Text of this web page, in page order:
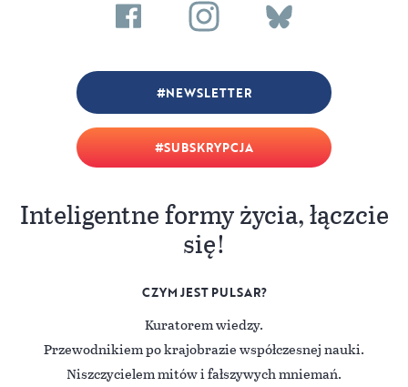
SUBSKRYPCJA
NEWSLETTER
Inteligentne formy życia, łączcie
się!
CZYM JEST PULSAR?
Kuratorem wiedzy.
Przewodnikiem po krajobrazie współczesnej nauki.
Niszczycielem mitów i fałszywych mniemań.